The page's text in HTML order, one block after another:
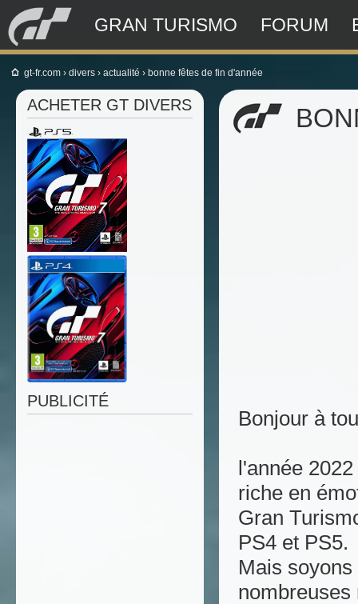
GRAN TURISMO FORUM
gt-fr.com › divers › actualité › bonne fêtes de fin d'année
ACHETER GT DIVERS
PUBLICITÉ
Bonjour à
l'année
riche en
Gran
PS4 et PS5.
Mais
nombreuses